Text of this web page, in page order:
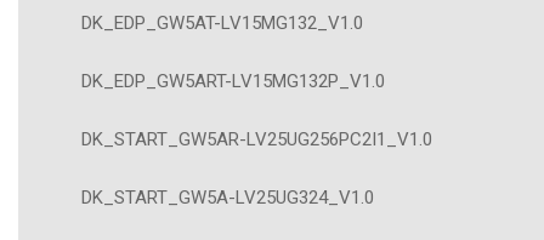
DK_EDP_GW5AT-LV15MG132_V1.0
DK_EDP_GW5ART-LV15MG132P_V1.0
DK_START_GW5AR-LV25UG256PC2I1_V1.0
DK_START_GW5A-LV25UG324_V1.0